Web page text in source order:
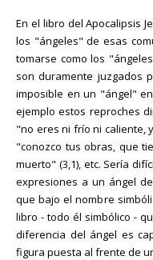
En el libro del Apocalipsis
los "ángeles" de esas
tomarse como los
son duramente juzgados
imposible en un "ángel"
ejemplo estos reproches
"no eres ni frío ni caliente,
"conozco tus obras, que
muerto" (3,1), etc. Sería
expresiones a un ángel
que bajo el nombre
libro - todo él simbólico -
diferencia del ángel es
figura puesta al frente de